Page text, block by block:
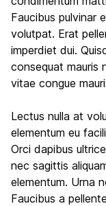
Faucibus pulvinar
volutpat. Erat
imperdiet dui.
consequat mauris
vitae congue
Lectus nulla at
elementum eu
Orci dapibus
nec sagittis
elementum. Urna
Faucibus a